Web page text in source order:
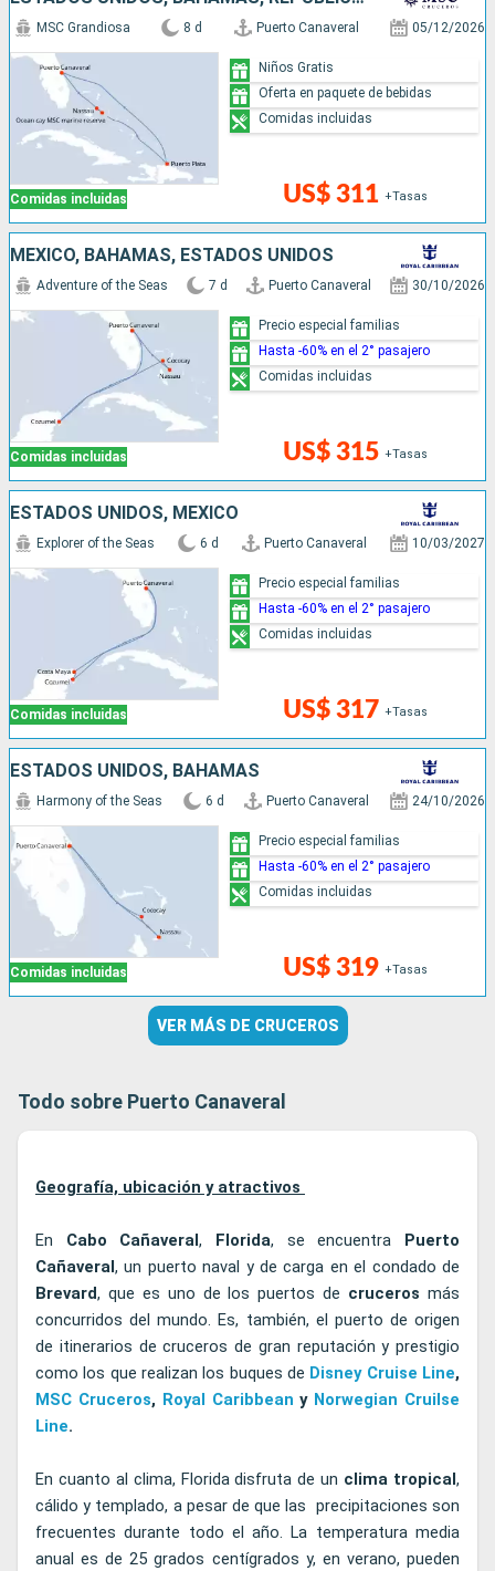
Comidas incluidas
MSC Grandiosa 8 d Puerto Canaveral 05/12/2026
US$ 311 +Tasas
Niños Gratis
Oferta en paquete de bebidas
Comidas incluidas
MÉXICO, BAHAMAS, ESTADOS UNIDOS
Comidas incluidas
Adventure of the Seas 7 d Puerto Canaveral 30/10/2026
US$ 315 +Tasas
Precio especial familias
Hasta -60% en el 2° pasajero
Comidas incluidas
ESTADOS UNIDOS, MÉXICO
Comidas incluidas
Explorer of the Seas 6 d Puerto Canaveral 10/03/2027
US$ 317 +Tasas
Precio especial familias
Hasta -60% en el 2° pasajero
Comidas incluidas
ESTADOS UNIDOS, BAHAMAS
Comidas incluidas
Harmony of the Seas 6 d Puerto Canaveral 24/10/2026
US$ 319 +Tasas
Precio especial familias
Hasta -60% en el 2° pasajero
Comidas incluidas
VER MÁS DE CRUCEROS
Todo sobre Puerto Canaveral
Geografía, ubicación y atractivos
En Cabo Cañaveral, Florida, se encuentra
Puerto
Cañaveral , un puerto naval y de carga en el condado de
Brevard, que es uno de los puertos de cruceros más
concurridos del mundo. Es, también, el puerto de origen
de itinerarios de cruceros de gran reputación y prestigio
como los que realizan los buques de Disney Cruise Line,
MSC Cruceros, Royal Caribbean y Norwegian Cruilse
Line.
En cuanto al clima, Florida disfruta de un clima tropical,
cálido y templado, a pesar de que las precipitaciones son
frecuentes durante todo el año. La temperatura media
anual es de 25 grados centígrados y, en verano, pueden